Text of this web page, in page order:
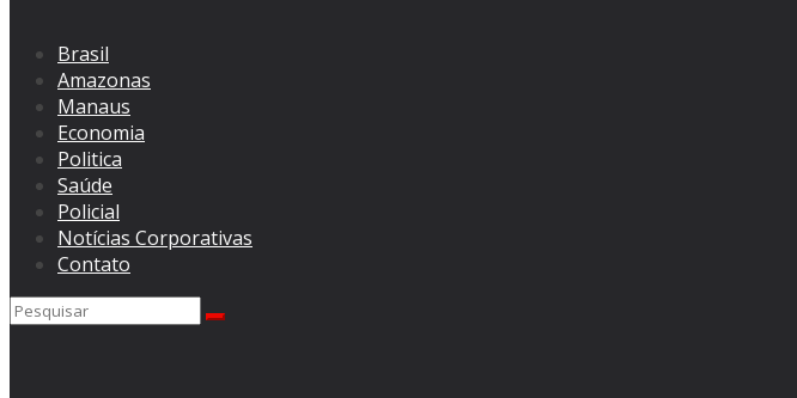
Brasil
Amazonas
Manaus
Economia
Politica
Saúde
Policial
Notícias Corporativas
Contato